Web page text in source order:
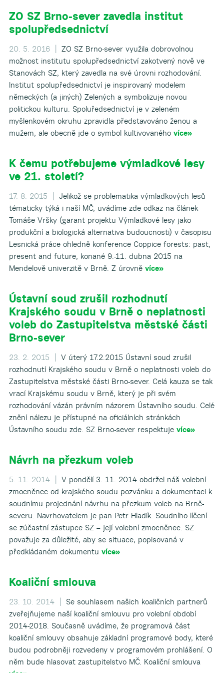
ZO SZ Brno-sever zavedla institut
spolupředsednictví
20. 5. 2016 |
ZO SZ Brno-sever využila dobrovolnou
možnost institutu spolupředsednictví zakotvený nově ve
Stanovách SZ, který zavedla na své úrovni rozhodování.
Institut spolupředsednictví je inspirovaný modelem
německých (a jiných) Zelených a symbolizuje novou
politickou kulturu. Spoluředsednictví je v zeleném
myšlenkovém okruhu zpravidla představováno ženou a
mužem, ale obecně jde o symbol kultivovaného více»
K čemu potřebujeme výmladkové lesy
ve 21. století?
17. 8. 2015 |
Jelikož se problematika výmladkových lesů
tématicky týká i naší MČ, uvádíme zde odkaz na článek
Tomáše Vršky (garant projektu Výmladkové lesy jako
produkční a biologická alternativa budoucnosti) v časopisu
Lesnická práce ohledně konference Coppice forests: past,
present and future, konané 9.-11. dubna 2015 na
Mendelově univerzitě v Brně. Z úrovně více»
Ústavní soud zrušil rozhodnutí
Krajského soudu v Brně o neplatnosti
voleb do Zastupitelstva městské části
Brno-sever
23. 2. 2015 |
V úterý 17.2.2015 Ústavní soud zrušil
rozhodnutí Krajského soudu v Brně o neplatnosti voleb do
Zastupitelstva městské části Brno-sever. Celá kauza se tak
vrací Krajskému soudu v Brně, který je při svém
rozhodování vázán právním názorem Ústavního soudu. Celé
znění nálezu je přístupné na oficiálních stránkách
Ústavního soudu zde. SZ Brno-sever respektuje více»
Návrh na přezkum voleb
5. 11. 2014 |
V pondělí 3. 11. 2014 obdržel náš volební
zmocněnec od krajského soudu pozvánku a dokumentaci k
soudnímu projednání návrhu na přezkum voleb na Brně-
severu. Navrhovatelem je pan Petr Hladík. Soudního líčení
se zúčastní zástupce SZ – její volební zmocněnec. SZ
považuje za důležité, aby se situace, popisovaná v
předkládaném dokumentu více»
Koaliční smlouva
23. 10. 2014 |
Se souhlasem našich koaličních partnerů
zveřejňujeme naší koaliční smlouvu pro volební období
2014-2018. Současně uvádíme, že programová část
koaliční smlouvy obsahuje základní programové body, které
budou podrobněji rozvedeny v programovém prohlášení. O
něm bude hlasovat zastupitelstvo MČ. Koaliční smlouva